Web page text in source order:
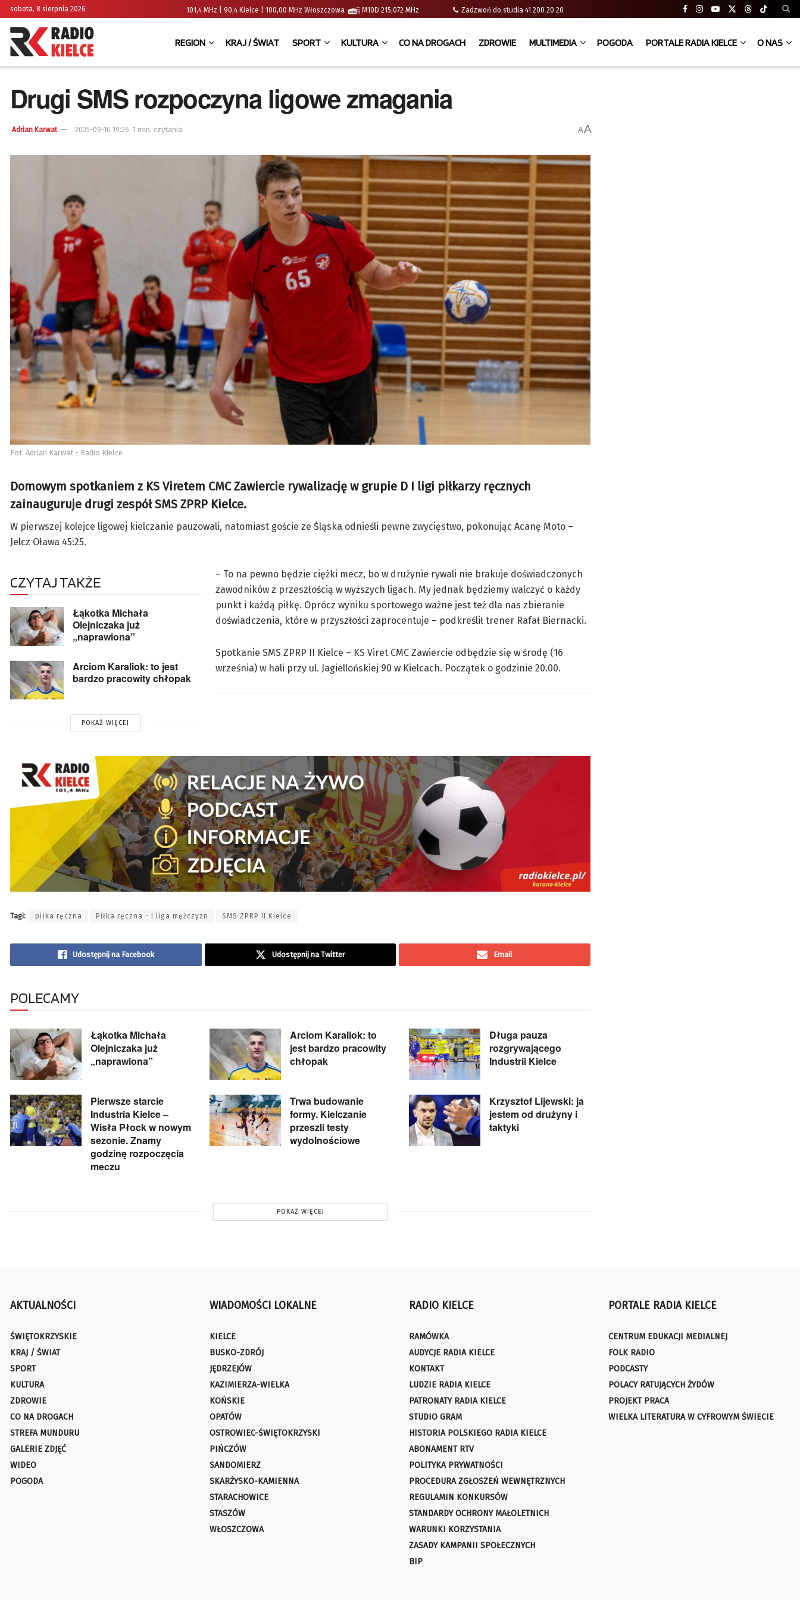
sobota, 8 sierpnia 2026 101,4 MHz | 90,4 Kielce | 100,00 MHz Włoszczowa M10D 215,072 MHz Zadzwoń do studia 41 200 20 20
REGION KRAJ / ŚWIAT SPORT KULTURA CO NA DROGACH ZDROWIE MULTIMEDIA POGODA PORTALE RADIA KIELCE O NAS
Drugi SMS rozpoczyna ligowe zmagania
Adrian Karwat 2025-09-16 19:26 1 min. czytania AA
Fot. Adrian Karwat - Radio Kielce
Domowym spotkaniem z KS Viretem CMC Zawiercie rywalizację w grupie D I ligi piłkarzy ręcznych
zainauguruje drugi zespół SMS ZPRP Kielce.
W pierwszej kolejce ligowej kielczanie pauzowali, natomiast goście ze Śląska odnieśli pewne zwycięstwo, pokonując Acanę Moto –
Jelcz Oława 45:25.
CZYTAJ TAKŻE
Łąkotka Michała
Olejniczaka już
„naprawiona”
Arciom Karaliok: to jest
bardzo pracowity chłopak
POKAŻ WIĘCEJ
– To na pewno będzie ciężki mecz, bo w drużynie rywali nie brakuje doświadczonych
zawodników z przeszłością w wyższych ligach. My jednak będziemy walczyć o każdy
punkt i każdą piłkę. Oprócz wyniku sportowego ważne jest też dla nas zbieranie
doświadczenia, które w przyszłości zaprocentuje – podkreślił trener Rafał Biernacki.
Spotkanie SMS ZPRP II Kielce – KS Viret CMC Zawiercie odbędzie się w środę (16
września) w hali przy ul. Jagiellońskiej 90 w Kielcach. Początek o godzinie 20.00.
Tagi: piłka ręczna Piłka ręczna - I liga mężczyzn SMS ZPRP II Kielce
Udostępnij na Facebook Udostępnij na Twitter Email
POLECAMY
Łąkotka Michała
Olejniczaka już
„naprawiona”
Arciom Karaliok: to
jest bardzo pracowity
chłopak
Długa pauza
rozgrywającego
Industrii Kielce
Pierwsze starcie
Industria Kielce –
Wisła Płock w nowym
sezonie. Znamy
godzinę rozpoczęcia
meczu
Trwa budowanie
formy. Kielczanie
przeszli testy
wydolnościowe
Krzysztof Lijewski: ja
jestem od drużyny i
taktyki
POKAŻ WIĘCEJ
AKTUALNOŚCI
ŚWIĘTOKRZYSKIE
KRAJ / ŚWIAT
SPORT
KULTURA
ZDROWIE
CO NA DROGACH
STREFA MUNDURU
GALERIE ZDJĘĆ
WIDEO
POGODA
WIADOMOŚCI LOKALNE
KIELCE
BUSKO-ZDRÓJ
JĘDRZEJÓW
KAZIMIERZA-WIELKA
KOŃSKIE
OPATÓW
OSTROWIEC-ŚWIĘTOKRZYSKI
PIŃCZÓW
SANDOMIERZ
SKARŻYSKO-KAMIENNA
STARACHOWICE
STASZÓW
WŁOSZCZOWA
RADIO KIELCE
RAMÓWKA
AUDYCJE RADIA KIELCE
KONTAKT
LUDZIE RADIA KIELCE
PATRONATY RADIA KIELCE
STUDIO GRAM
HISTORIA POLSKIEGO RADIA KIELCE
ABONAMENT RTV
POLITYKA PRYWATNOŚCI
PROCEDURA ZGŁOSZEŃ WEWNĘTRZNYCH
REGULAMIN KONKURSÓW
STANDARDY OCHRONY MAŁOLETNICH
WARUNKI KORZYSTANIA
ZASADY KAMPANII SPOŁECZNYCH
BIP
PORTALE RADIA KIELCE
CENTRUM EDUKACJI MEDIALNEJ
FOLK RADIO
PODCASTY
POLACY RATUJĄCYCH ŻYDÓW
PROJEKT PRACA
WIELKA LITERATURA W CYFROWYM ŚWIECIE